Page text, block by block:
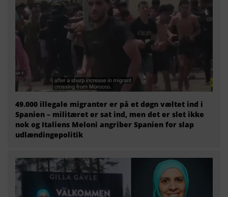
49.000 illegale migranter er på et døgn væltet ind i
Spanien – militæret er sat ind, men det er slet ikke
nok og Italiens Meloni angriber Spanien for slap
udlændingepolitik